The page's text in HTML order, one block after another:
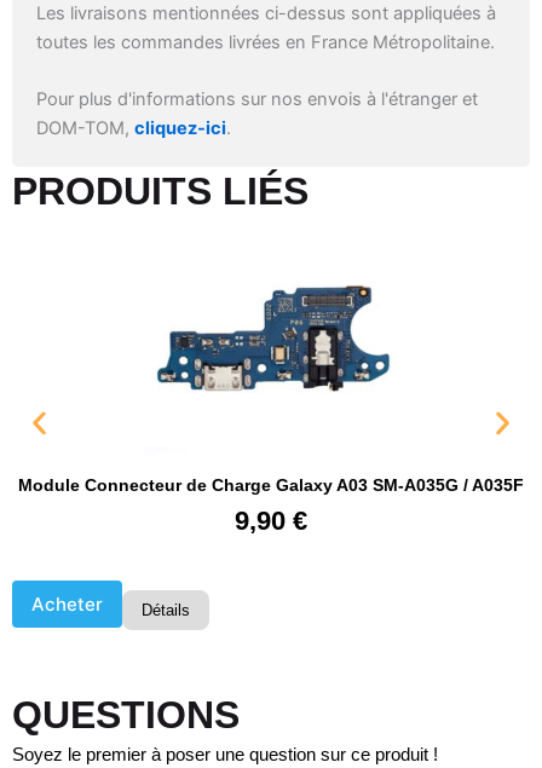
Les livraisons mentionnées ci-dessus sont appliquées à
toutes les commandes livrées en France Métropolitaine.
Pour plus d'informations sur nos envois à l'étranger et
DOM-TOM, cliquez-ici.
PRODUITS LIÉS​
Module Connecteur de Charge Galaxy A03 SM-A035G / A035F
9,90 €
Acheter Détails
QUESTIONS
Soyez le premier à poser une question sur ce produit !